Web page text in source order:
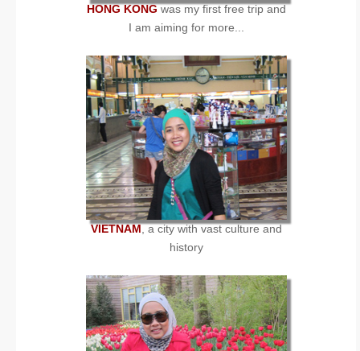
HONG KONGwas my first free trip and
I am aiming for more...
VIETNAM, a city with vast culture and
history